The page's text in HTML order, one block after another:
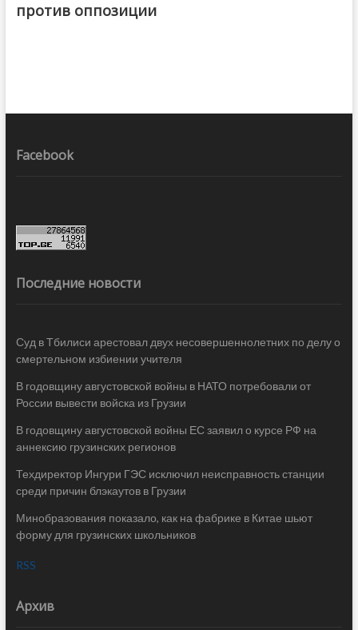
против оппозиции
Facebook
Последние новости
Суд в Тбилиси арестовал двух несовершеннолетних по делу о
смертельном избиении учителя
В годовщину августовской войны в НАТО потребовали от
России вывести войска из Грузии
В годовщину августовской войны ЕС заявил о курсе РФ на
аннексию грузинских регионов
Техдиректор Ингури ГЭС исключил неисправность станции
среди причин блэкаутов в Грузии
Минобразования показало, как на фабрике в Китае шьют
форму для грузинских школьников
RSS
Архив